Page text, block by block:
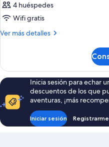
4 huéspedes
Wifi gratis
Ver más detalles
Más
Inicia sesión para echar
descuentos de los que
aventuras, ¡más
Iniciar sesión